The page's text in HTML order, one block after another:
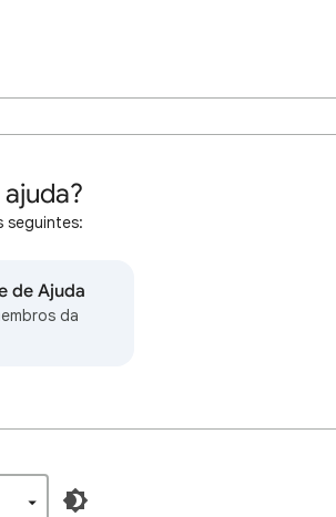
seguintes:
de Ajuda
da